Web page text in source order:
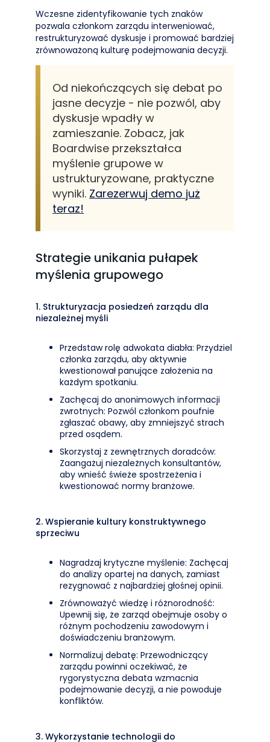
Wczesne zidentyfikowanie tych znaków
pozwala członkom zarządu interweniować,
restrukturyzować dyskusje i promować bardziej
zrównoważoną kulturę podejmowania decyzji.
Od niekończących się debat po
jasne decyzje - nie pozwól, aby
dyskusje wpadły w
zamieszanie. Zobacz, jak
Boardwise przekształca
myślenie grupowe w
ustrukturyzowane, praktyczne
wyniki. Zarezerwuj demo już
teraz!
Strategie unikania pułapek
myślenia grupowego
1. Strukturyzacja posiedzeń zarządu dla
niezależnej myśli
Przedstaw rolę adwokata diabła: Przydziel
członka zarządu, aby aktywnie
kwestionował panujące założenia na
każdym spotkaniu.
Zachęcaj do anonimowych informacji
zwrotnych: Pozwól członkom poufnie
zgłaszać obawy, aby zmniejszyć strach
przed osądem.
Skorzystaj z zewnętrznych doradców:
Zaangażuj niezależnych konsultantów,
aby wnieść świeże spostrzeżenia i
kwestionować normy branżowe.
2. Wspieranie kultury konstruktywnego
sprzeciwu
Nagradzaj krytyczne myślenie: Zachęcaj
do analizy opartej na danych, zamiast
rezygnować z najbardziej głośnej opinii.
Zrównoważyć wiedzę i różnorodność:
Upewnij się, że zarząd obejmuje osoby o
różnym pochodzeniu zawodowym i
doświadczeniu branżowym.
Normalizuj debatę: Przewodniczący
zarządu powinni oczekiwać, że
rygorystyczna debata wzmacnia
podejmowanie decyzji, a nie powoduje
konfliktów.
3. Wykorzystanie technologii do